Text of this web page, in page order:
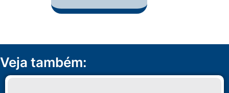
Veja também: